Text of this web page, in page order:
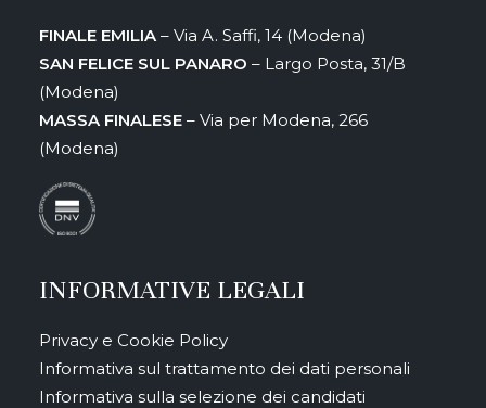
FINALE EMILIA – Via A. Saffi, 14 (Modena)
SAN FELICE SUL PANARO – Largo Posta, 31/B
(Modena)
MASSA FINALESE – Via per Modena, 266
(Modena)
INFORMATIVE LEGALI
Privacy e Cookie Policy
Informativa sul trattamento dei dati personali
Informativa sulla selezione dei candidati